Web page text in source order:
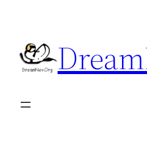
contenu